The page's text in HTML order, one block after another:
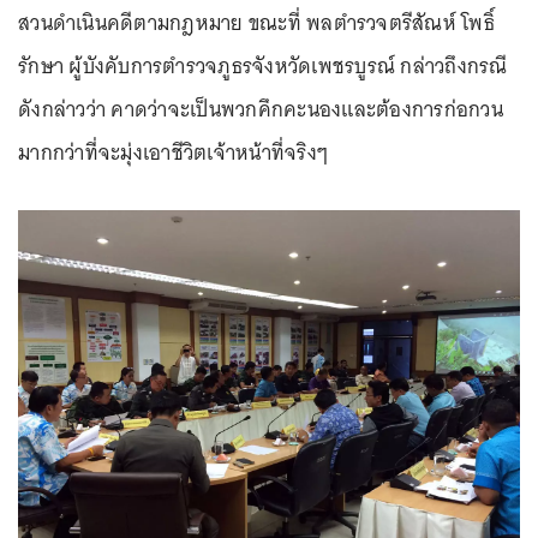
สวนดำเนินคดีตามกฎหมาย ขณะที่ พลตำรวจตรีสัณห์ โพธิ์
รักษา ผู้บังคับการตำรวจภูธรจังหวัดเพชรบูรณ์ กล่าวถึงกรณี
ดังกล่าวว่า คาดว่าจะเป็นพวกคึกคะนองและต้องการก่อกวน
มากกว่าที่จะมุ่งเอาชีวิตเจ้าหน้าที่จริงๆ